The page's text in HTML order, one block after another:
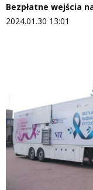
Bezpłatne wejścia
2024.01.30 13:01